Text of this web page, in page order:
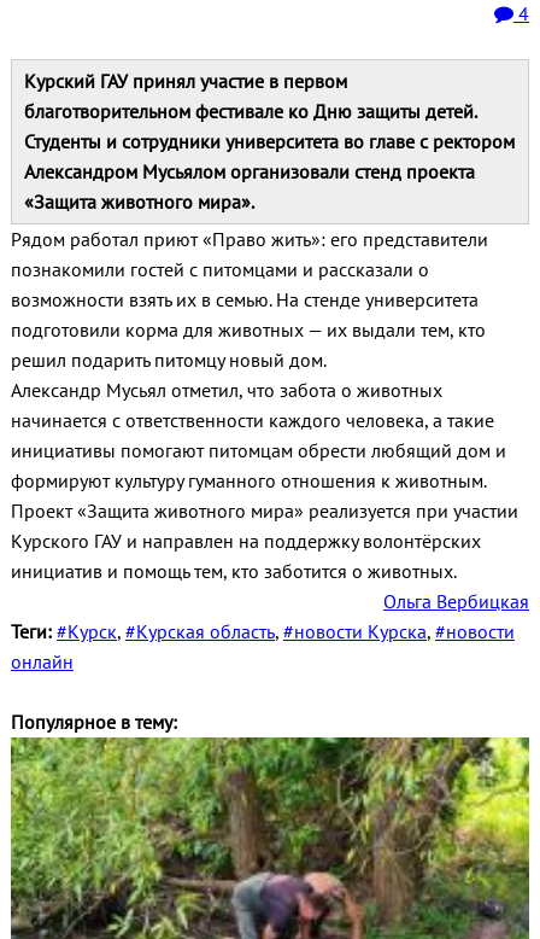
4
Курский ГАУ принял участие в первом
благотворительном фестивале ко Дню защиты детей.
Студенты и сотрудники университета во главе с ректором
Александром Мусьялом организовали стенд проекта
«Защита животного мира».
Рядом работал приют «Право жить»: его представители
познакомили гостей с питомцами и рассказали о
возможности взять их в семью. На стенде университета
подготовили корма для животных — их выдали тем, кто
решил подарить питомцу новый дом.
Александр Мусьял отметил, что забота о животных
начинается с ответственности каждого человека, а такие
инициативы помогают питомцам обрести любящий дом и
формируют культуру гуманного отношения к животным.
Проект «Защита животного мира» реализуется при участии
Курского ГАУ и направлен на поддержку волонтёрских
инициатив и помощь тем, кто заботится о животных.
Ольга Вербицкая
Теги: #Курск, #Курская область, #новости Курска, #новости
онлайн
Популярное в тему: